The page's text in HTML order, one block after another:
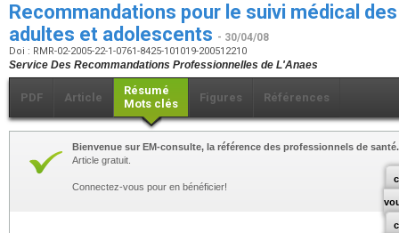
Recommandations pour le suivi médical
adultes et adolescents - 30/04/08
Doi : RMR-02-2005-22-1-0761-8425-101019-200512210
Service Des Recommandations Professionnelles de L'Anaes
PDF Article
Résumé
Mots clés
Figures Références
Bienvenue sur EM-consulte, la référence des professionnels de santé.
Article gratuit.
Connectez-vous pour en bénéficier!